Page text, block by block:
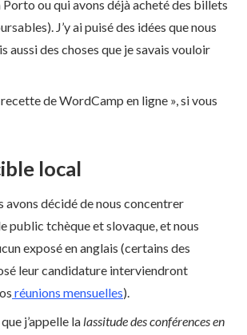
ou qui avons déjà acheté des billets
J’y ai puisé des idées que nous
aussi des choses que je savais vouloir
de WordCamp en ligne », si vous
local
avons décidé de nous concentrer
public tchèque et slovaque, et nous
exposé en anglais (certains des
leur candidature interviendront
réunions mensuelles).
j’appelle la lassitude des conférences en